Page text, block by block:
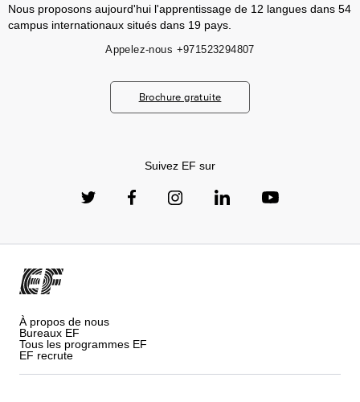
Nous proposons aujourd'hui l'apprentissage de 12 langues dans 54
campus internationaux situés dans 19 pays.
Appelez-nous +971523294807
Brochure gratuite
Suivez EF sur
À propos de nous
Bureaux EF
Tous les programmes EF
EF recrute